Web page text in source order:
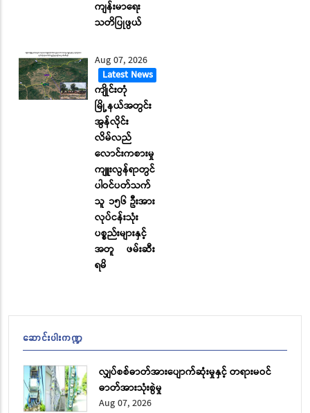
ကျန်းမာရေး
သတိပြုဖွယ်
Aug 07, 2026
Latest News
ကျိုင်းတုံ
မြို့နယ်အတွင်း
အွန်လိုင်း
လိမ်လည်
လောင်းကစားမှု
ကျူးလွန်ရာတွင်
ပါဝင်ပတ်သက်
သူ ၁၅၆ ဦးအား
လုပ်ငန်းသုံး
ပစ္စည်းများနှင့်
အတူ ဖမ်းဆီး
ရမိ
ဆောင်းပါးကဏ္ဍ
လျှပ်စစ်ဓာတ်အားပျောက်ဆုံးမှုနှင့် တရားမဝင်
ဓာတ်အားသုံးစွဲမှု
Aug 07, 2026